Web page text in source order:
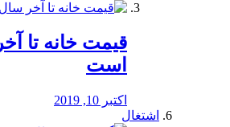
قیمت خانه تا
است
اکتبر 10, 2019
اشتغال